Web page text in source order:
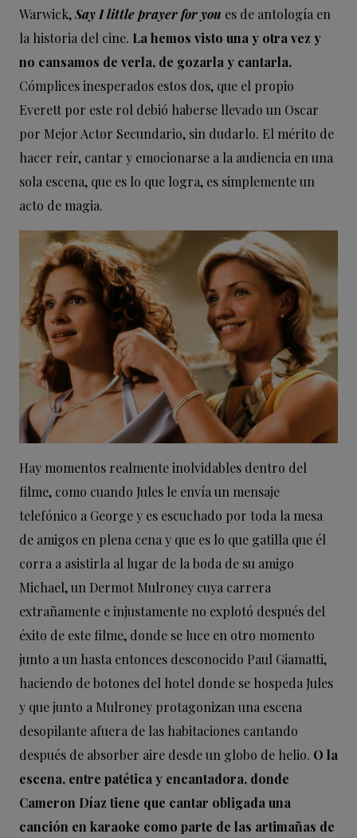
Warwick,Say I little prayer for you es de antología en
la historia del cine. La hemos visto una y otra vez y
no cansamos de verla, de gozarla y cantarla.
Cómplices inesperados estos dos, que el propio
Everett por este rol debió haberse llevado un Oscar
por Mejor Actor Secundario, sin dudarlo. El mérito de
hacer reír, cantar y emocionarse a la audiencia en una
sola escena, que es lo que logra, es simplemente un
acto de magia.
Hay momentos realmente inolvidables dentro del
filme, como cuando Jules le envía un mensaje
telefónico a George y es escuchado por toda la mesa
de amigos en plena cena y que es lo que gatilla que él
corra a asistirla al lugar de la boda de su amigo
Michael, un Dermot Mulroney cuya carrera
extrañamente e injustamente no explotó después del
éxito de este filme, donde se luce en otro momento
junto a un hasta entonces desconocido Paul Giamatti,
haciendo de botones del hotel donde se hospeda Jules
y que junto a Mulroney protagonizan una escena
desopilante afuera de las habitaciones cantando
después de absorber aire desde un globo de helio. O la
escena, entre patética y encantadora, donde
Cameron Díaz tiene que cantar obligada una
canción en karaoke como parte de las artimañas de